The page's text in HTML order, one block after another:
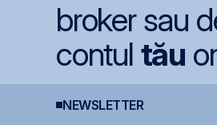
broker sau
contul tău
NEWSLETTER